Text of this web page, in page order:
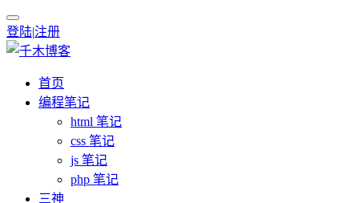
登陆|注册
首页
编程笔记
html 笔记
css 笔记
js 笔记
php 笔记
三神